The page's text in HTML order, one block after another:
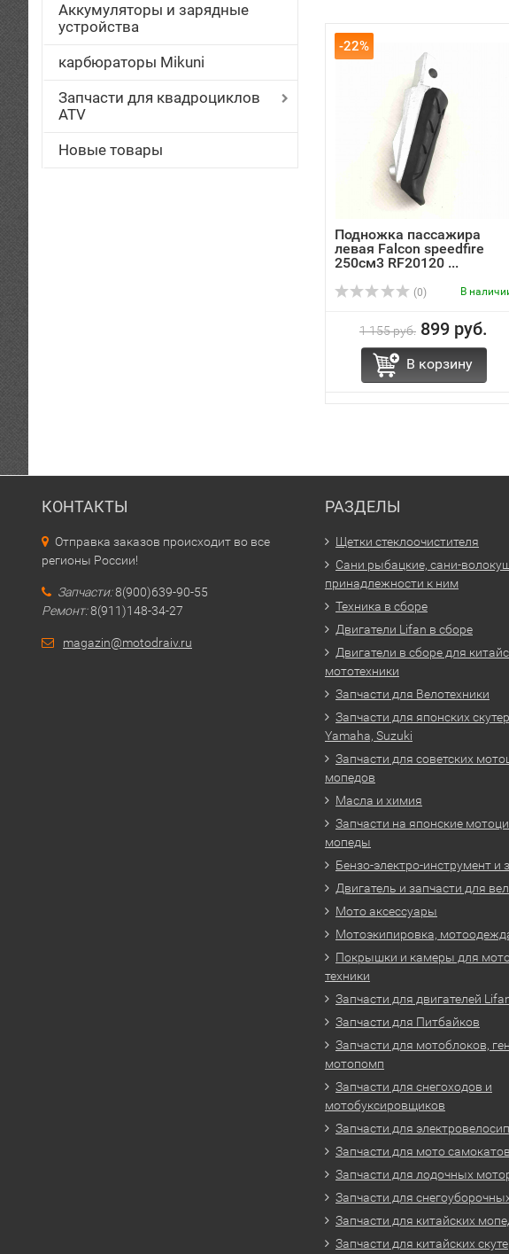
Аккумуляторы и зарядные
устройства
карбюраторы Mikuni
Запчасти для квадроциклов
ATV
Новые товары
-22%
Подножка пассажира
левая Falcon speedfire
250см3 RF20120 ...
(0) В
1 155 руб. 899 руб.
В корзину
КОНТАКТЫ
Отправка заказов происходит во все
регионы России!
Запчасти:8(900)639-90-55
Ремонт:8(911)148-34-27
magazin@motodraiv.ru
РАЗДЕЛЫ
Щетки стеклоочистителя
Сани рыбацкие, сани-
принадлежности к ним
Техника в сборе
Двигатели Lifan в сборе
Двигатели в сборе для
мототехники
Запчасти для Велотехники
Запчасти для японских
Yamaha, Suzuki
Запчасти для советских
мопедов
Масла и химия
Запчасти на японские
мопеды
Бензо-электро-инструмент и
Двигатель и запчасти для
Мото аксессуары
Мотоэкипировка,
Покрышки и камеры для
техники
Запчасти для двигателей
Запчасти для Питбайков
Запчасти для мотоблоков,
мотопомп
Запчасти для снегоходов и
мотобуксировщиков
Запчасти для
Запчасти для мото самокатов
Запчасти для лодочных
Запчасти для
Запчасти для китайских
Запчасти для китайских